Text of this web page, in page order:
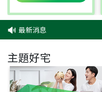
最新消息
主題好宅